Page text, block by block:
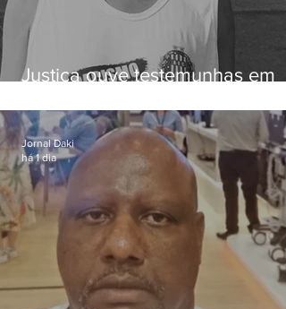
Justiça ouve testemunhas em
dívida de R$ 25
Jornal Daki
há 1 dia